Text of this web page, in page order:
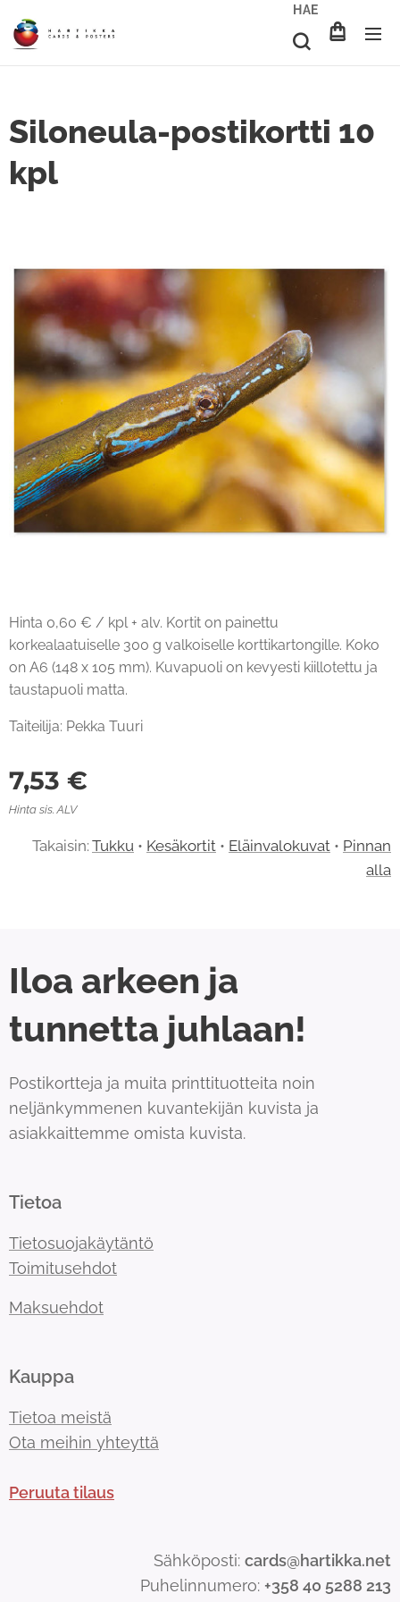
HAE
Siloneula-postikortti 10
kpl
Hinta 0,60 € / kpl + alv. Kortit on painettu
korkealaatuiselle 300 g valkoiselle korttikartongille. Koko
on A6 (148 x 105 mm). Kuvapuoli on kevyesti kiillotettu ja
taustapuoli matta.
Taiteilija: Pekka Tuuri
7,53 €
Hinta sis. ALV
Takaisin: Tukku • Kesäkortit • Eläinvalokuvat • Pinnan
alla
Iloa arkeen ja
tunnetta juhlaan!
Postikortteja ja muita printtituotteita noin
neljänkymmenen kuvantekijän kuvista ja
asiakkaittemme omista kuvista.
Tietoa
Tietosuojakäytäntö
Toimitusehdot
Maksuehdot
Kauppa
Tietoa meistä
Ota meihin yhteyttä
Peruuta tilaus
Sähköposti: cards@hartikka.net
Puhelinnumero: +358 40 5288 213